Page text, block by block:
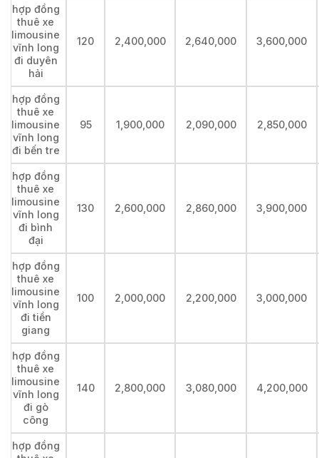
hợp đồng
thuê xe
limousine
vĩnh long
đi duyên
hải
120 2,400,000 2,640,000 3,600,000
hợp đồng
thuê xe
limousine
vĩnh long
đi bến tre
95 1,900,000 2,090,000 2,850,000
hợp đồng
thuê xe
limousine
vĩnh long
đi bình
đại
130 2,600,000 2,860,000 3,900,000
hợp đồng
thuê xe
limousine
vĩnh long
đi tiền
giang
100 2,000,000 2,200,000 3,000,000
hợp đồng
thuê xe
limousine
vĩnh long
đi gò
công
140 2,800,000 3,080,000 4,200,000
hợp đồng